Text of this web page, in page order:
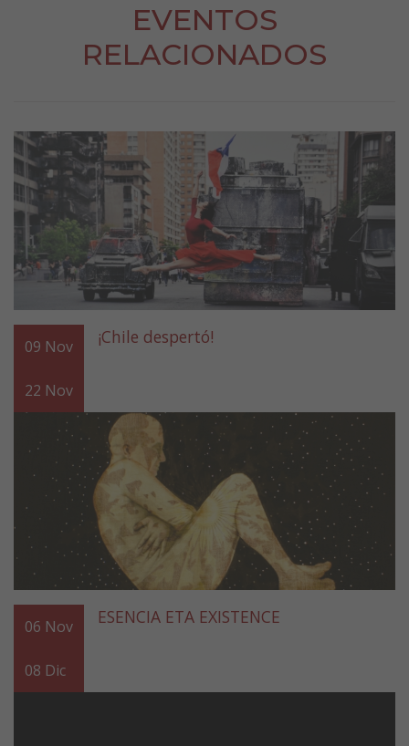
EVENTOS
RELACIONADOS
09 Nov
22 Nov
¡Chile despertó!
06 Nov
08 Dic
ESENCIA ETA EXISTENCE